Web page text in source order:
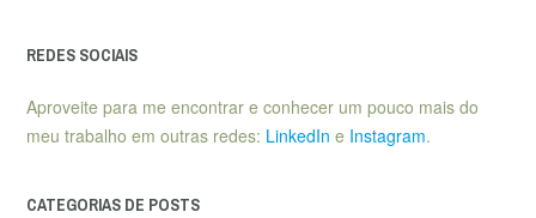
REDES SOCIAIS
Aproveite para me encontrar e conhecer um pouco mais do
meu trabalho em outras redes: LinkedIn e Instagram.
CATEGORIAS DE POSTS